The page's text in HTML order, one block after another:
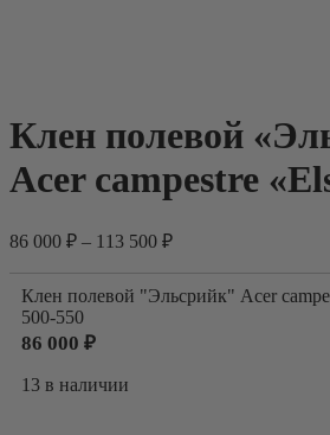
Клен полевой
Acer campestre
86 000 ₽ – 113 500 ₽
Клен полевой "Эльсрийк" Acer
500-550
86 000 ₽
13 в наличии